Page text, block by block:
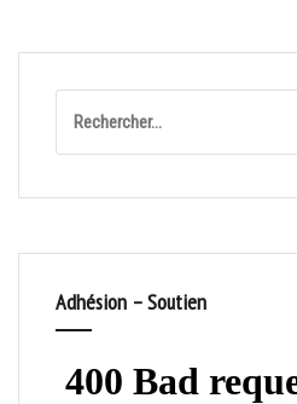
Adhésion – Soutien